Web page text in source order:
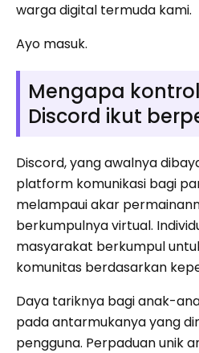
warga digital termuda kami.
Ayo masuk.
Mengapa
Discord ikut
Discord, yang awalnya
platform komunikasi bagi
melampaui akar
berkumpulnya virtual.
masyarakat berkumpul
komunitas berdasarkan
Daya tariknya bagi anak-
pada antarmukanya yang
pengguna. Perpaduan unik